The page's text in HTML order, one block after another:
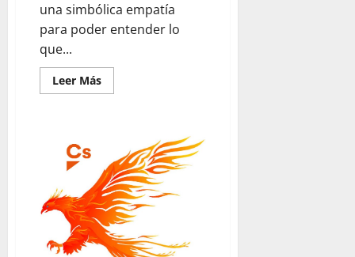
una simbólica empatía
para poder entender lo
que...
Leer MásLeer
más
RELATIVISMO
MORAL
BIPARTIDISTA